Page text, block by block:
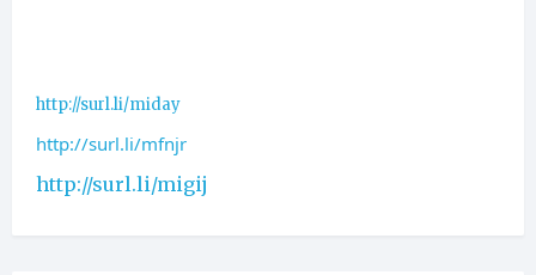
http://surl.li/miday
http://surl.li/mfnjr
http://surl.li/migij